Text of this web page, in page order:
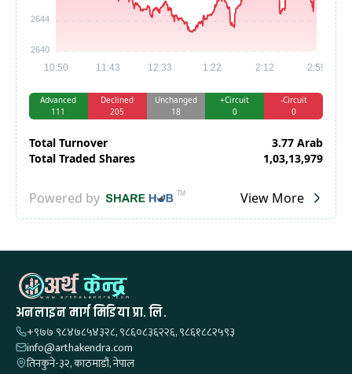
अनलाइन मार्ग मिडिया प्रा. लि.
+९७७ ९८४७८५४३२८, ९८६०८३६२२६, ९८६१८८२५९३
info@arthakendra.com
तिनकुने-३२, काठमाडौं, नेपाल